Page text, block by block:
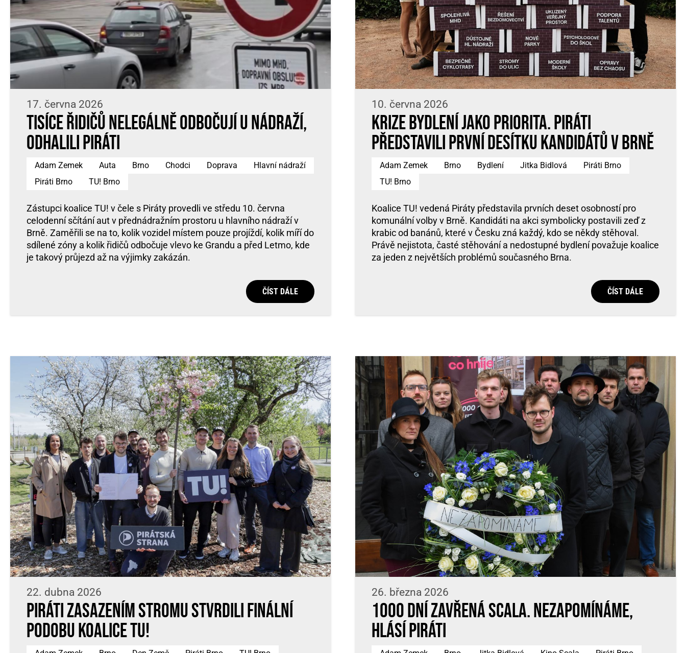
17. června 2026
Tisíce řidičů nelegálně odbočují u nádraží,
odhalili Piráti
Adam Zemek Auta Brno Chodci Doprava
Hlavní nádraží
Piráti Brno
TU! Brno
Zástupci koalice TU! v čele s Piráty provedli ve středu 10. června
celodenní sčítání aut v přednádražním prostoru u hlavního nádraží v
Brně. Zaměřili se na to, kolik vozidel místem pouze projíždí, kolik míří do
sdílené zóny a kolik řidičů odbočuje vlevo ke Grandu a před Letmo, kde
je takový průjezd až na výjimky zakázán.
ČÍST DÁLE
10. června 2026
Krize bydlení jako priorita. Piráti
představili první desítku kandidátů v Brně
Adam Zemek Brno Bydlení Jitka Bidlová
Piráti Brno
TU! Brno
Koalice TU! vedená Piráty představila prvních deset osobností pro
komunální volby v Brně. Kandidáti na akci symbolicky postavili zeď z
krabic od banánů, které v Česku zná každý, kdo se někdy stěhoval.
Právě nejistota, časté stěhování a nedostupné bydlení považuje koalice
za jeden z největších problémů současného Brna.
ČÍST DÁLE
22. dubna 2026
Piráti zasazením stromu stvrdili finální
podobu koalice TU!
26. března 2026
1000 dní zavřená Scala. Nezapomínáme,
hlásí Piráti